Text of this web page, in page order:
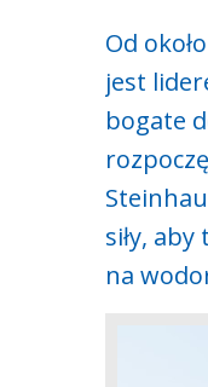
Od
jest
bogate
siły,
na